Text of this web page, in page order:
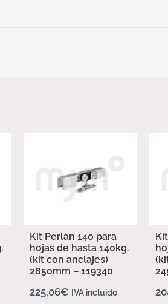
Kit Perlan 140 para
hojas de hasta 140kg.
(kit con anclajes)
2850mm – 119340
225,06€ IVA incluido